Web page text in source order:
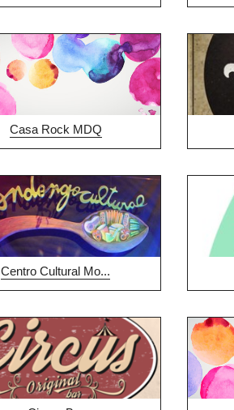
Casa Rock MDQ
Centro Cultural Mo...